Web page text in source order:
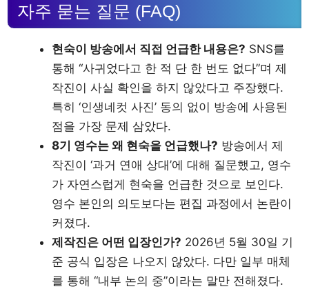
자주 묻는 질문 (FAQ)
현숙이 방송에서 직접 언급한 내용은? SNS를
통해 “사귀었다고 한 적 단 한 번도 없다”며 제
작진이 사실 확인을 하지 않았다고 주장했다.
특히 ‘인생네컷 사진’ 동의 없이 방송에 사용된
점을 가장 문제 삼았다.
8기 영수는 왜 현숙을 언급했나? 방송에서 제
작진이 ‘과거 연애 상대’에 대해 질문했고, 영수
가 자연스럽게 현숙을 언급한 것으로 보인다.
영수 본인의 의도보다는 편집 과정에서 논란이
커졌다.
제작진은 어떤 입장인가? 2026년 5월 30일 기
준 공식 입장은 나오지 않았다. 다만 일부 매체
를 통해 “내부 논의 중”이라는 말만 전해졌다.